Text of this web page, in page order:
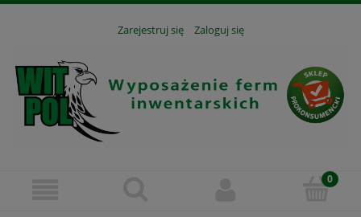
Zarejestruj się Zaloguj się